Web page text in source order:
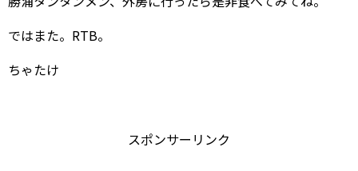
ではまた。RTB。
ちゃたけ
スポンサーリンク